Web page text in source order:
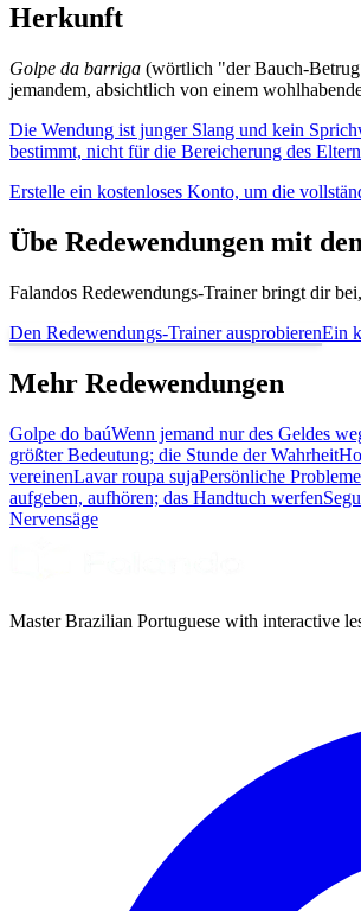
Herkunft
Golpe da barriga (wörtlich "der Bauch-
jemandem, absichtlich von einem
Die Wendung ist junger Slang und kein
bestimmt, nicht für die Bereicherung des
Erstelle ein kostenloses Konto, um die
Übe Redewendungen mit
Falandos Redewendungs-Trainer bringt dir
Den Redewendungs-Trainer ausprobierenEin
Mehr Redewendungen
Golpe do baúWenn jemand nur des Geldes
größter Bedeutung; die Stunde der Wahrheit
vereinenLavar roupa sujaPersönliche
aufgeben, aufhören; das Handtuch werfen
Nervensäge
Master Brazilian Portuguese with interactive